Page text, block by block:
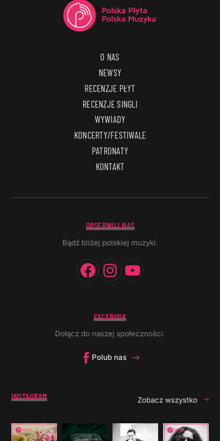
O NAS
NEWSY
RECENZJE PŁYT
RECENZJE SINGLI
WYWIADY
KONCERTY/FESTIWALE
PATRONATY
KONTAKT
OBSERWUJ NAS
Bądź bliżej polskiej muzyki.
Facebook
Instagram
FACEBOOK
Dołącz do naszej społeczności.
Polub nas
INSTAGRAM Zobacz wszystko